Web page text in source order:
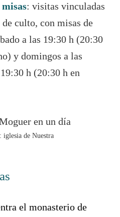
: visitas vinculadas
culto, con misas de
a las 19:30 h (20:30
y domingos a las
h (20:30 h en
iglesia de Nuestra
el monasterio de